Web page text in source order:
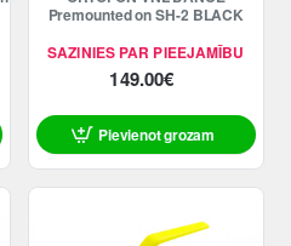
SAZINIES PAR PIEEJAMĪBU
Premounted on SH-2 BLACK
149.00€
Pievienot grozam